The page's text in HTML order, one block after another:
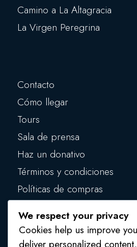
Camino a La Altagracia
La Virgen Peregrina
Contacto
Cómo llegar
Tours
Sala de prensa
Haz un donativo
Términos y condiciones
Políticas de compras
Políticas de seguridad
We respect your privacy
Cookies help us improve
deliver personalized